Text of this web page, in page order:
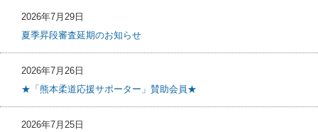
2026年7月29日
夏季昇段審査延期のお知らせ
2026年7月26日
★「熊本柔道応援サポーター」賛助会員★
2026年7月25日